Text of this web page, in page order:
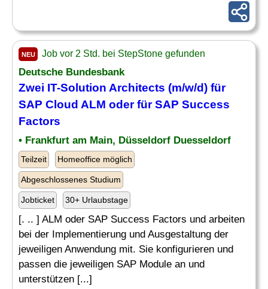
NEU Job vor 2 Std. bei StepStone gefunden
Deutsche Bundesbank
Zwei IT-Solution Architects (m/w/d) für
SAP Cloud ALM oder für SAP Success
Factors
• Frankfurt am Main, Düsseldorf Duesseldorf
Teilzeit Homeoffice möglich
Abgeschlossenes Studium
Jobticket 30+ Urlaubstage
[. .. ] ALM oder SAP Success Factors und arbeiten
bei der Implementierung und Ausgestaltung der
jeweiligen Anwendung mit. Sie konfigurieren und
passen die jeweiligen SAP Module an und
unterstützen [...]